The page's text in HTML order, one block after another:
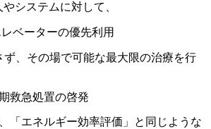
システムに対して、
ベーターの優先利用
、その場で可能な最大限の治療を行
救急処置の啓発
「エネルギー効率評価」と同じような